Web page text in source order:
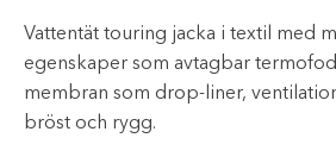
Vattentät touring jacka i textil med
egenskaper som avtagbar
membran som drop-liner,
bröst och rygg.